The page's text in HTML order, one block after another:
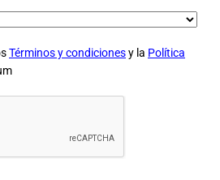
Términos y condicionesy la Política